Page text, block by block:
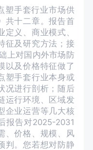
塑手套行业市场供
共十二章。报告首
义、商业模式、
征及研究方法；接
上对国内外市场防
以及价格特征做了
塑手套行业本身或
况进行剖析；随后
运行环境、区域发
企业运营等几大核
报告对2025-2031
、价格、规模、风
判。您若想对防静